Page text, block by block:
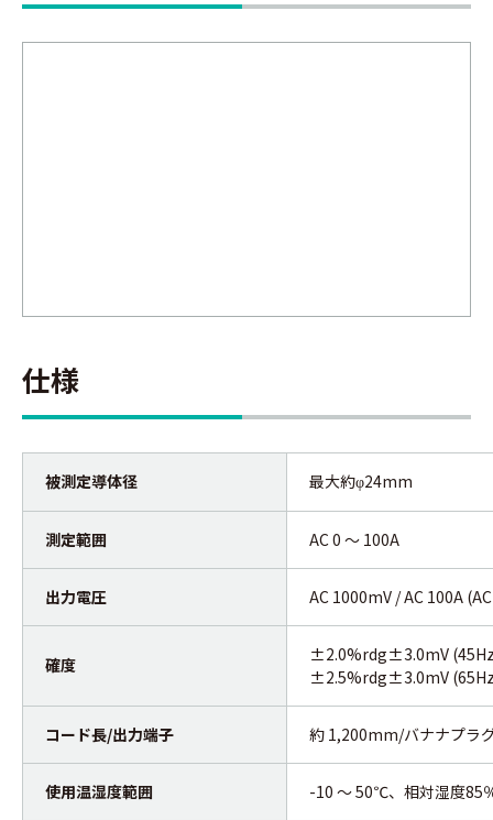
仕様
被測定導体径 最大約φ24mm
測定範囲 AC 0 ～ 100A
出力電圧 AC 1000mV / AC 100A
確度
±2.0%rdg±3.0mV
±2.5%rdg±3.0mV
コード長/出力端子 約 1,200mm/バナナプラ
使用温湿度範囲 -10 ～ 50℃、相対湿度85